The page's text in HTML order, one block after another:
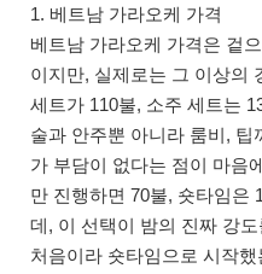
1. 베트남 가라오케 가격
베트남 가라오케 가격은 겉
이지만, 실제로는 그 이상의
세트가 110불, 소주 세트는
술과 안주뿐 아니라 룸비,
가 부담이 없다는 점이 마음
만 진행하면 70불, 숏타임은
데, 이 선택이 밤의 진짜 강
처음이라 숏타임으로 시작